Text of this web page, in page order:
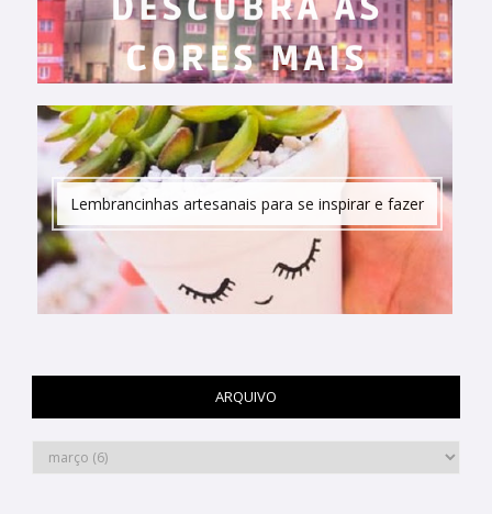
Lembrancinhas artesanais para se inspirar e fazer
ARQUIVO